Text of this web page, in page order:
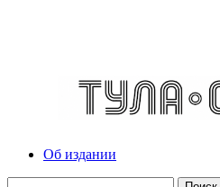
Об издании